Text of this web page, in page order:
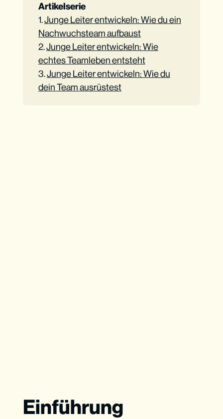
Artikelserie
1.Junge Leiter entwickeln: Wie du ein
Nachwuchsteam aufbaust
2.Junge Leiter entwickeln: Wie
echtes Teamleben entsteht
3.Junge Leiter entwickeln: Wie du
dein Team ausrüstest
Einführung